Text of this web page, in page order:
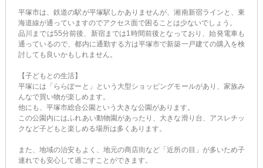
平塚市は、鉄道の駅が平塚駅しかありませんが、湘南新宿ラインと、東
海道線が通っていますのでアクセス面で困ることは少ないでしょう。
品川までは55分前後、新宿までは1時間前後となっており、始発電車も
通っているので、都内に通勤する方は平塚市で新築一戸建ての購入を検
討しても良いかもしれません。
【子どもとの生活】
平塚には「ららぽーと」という大型ショッピングモールがあり、家族み
んなで買い物が楽しめます。
他にも、平塚市総合公園という大きな公園があります。
この公園内にはふれあい動物園があったり、大きな滑り台、アスレチッ
クなど子どもと楽しめる場所は多くあります。
また、地域の治安もよく、地元の商店街など「近所の目」が多いため子
連れでも安心して過ごすことができます。